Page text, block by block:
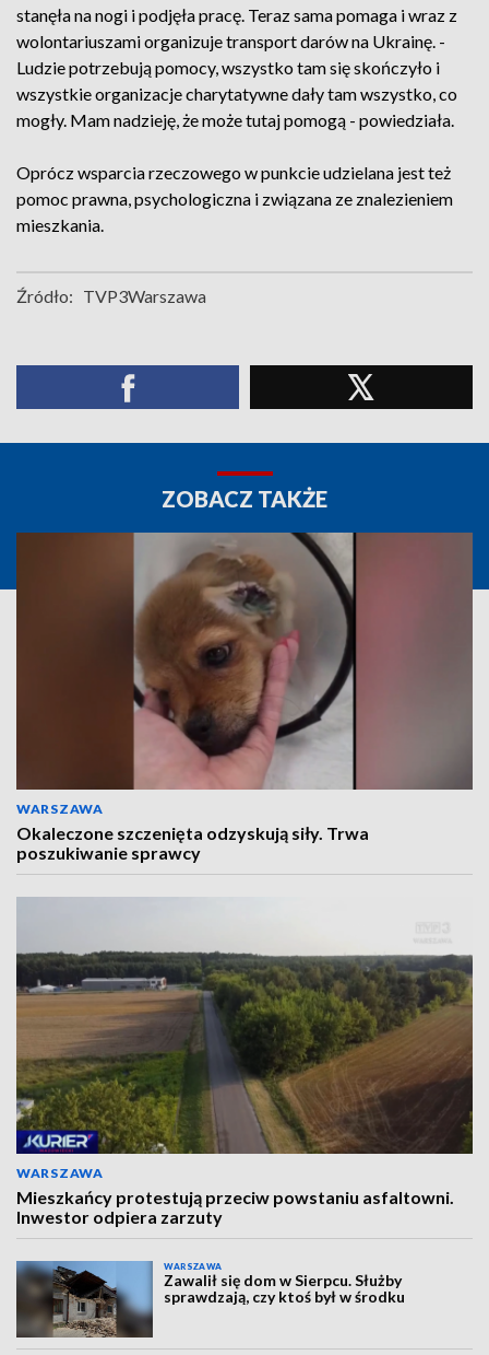
stanęła na nogi i podjęła pracę. Teraz sama pomaga i wraz z
wolontariuszami organizuje transport darów na Ukrainę. -
Ludzie potrzebują pomocy, wszystko tam się skończyło i
wszystkie organizacje charytatywne dały tam wszystko, co
mogły. Mam nadzieję, że może tutaj pomogą - powiedziała.
Oprócz wsparcia rzeczowego w punkcie udzielana jest też
pomoc prawna, psychologiczna i związana ze znalezieniem
mieszkania.
Źródło: TVP3Warszawa
ZOBACZ TAKŻE
WARSZAWA
Okaleczone szczenięta odzyskują siły. Trwa
poszukiwanie sprawcy
WARSZAWA
Mieszkańcy protestują przeciw powstaniu asfaltowni.
Inwestor odpiera zarzuty
WARSZAWA
Zawalił się dom w Sierpcu. Służby
sprawdzają, czy ktoś był w środku